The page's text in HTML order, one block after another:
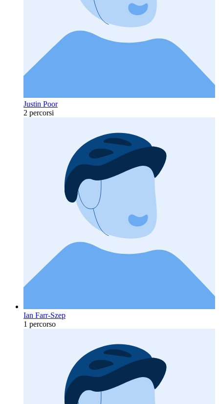
Justin Poor
2 percorsi
Ian Farr-Szep
1 percorso